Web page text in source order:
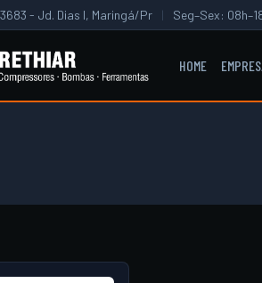
- Jd. Dias I, Maringá/Pr | Seg–Sex:
HOME